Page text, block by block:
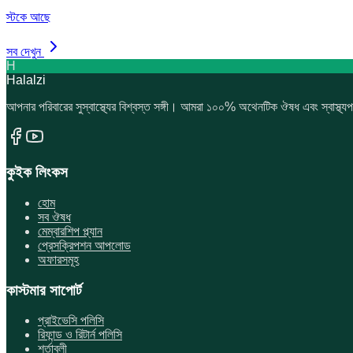
স্টকে আছে
সব দেখুন
H
Halalzi
আপনার পরিবারের সুস্বাস্থ্যের বিশ্বস্ত সঙ্গী। আমরা ১০০% অথেনটিক ঔষধ এবং
কুইক লিংকস
হোম
সব ঔষধ
মেম্বারশিপ প্ল্যান
প্রেসক্রিপশন আপলোড
অফারসমূহ
কাস্টমার সাপোর্ট
প্রাইভেসি পলিসি
রিফান্ড ও রিটার্ন পলিসি
শর্তাবলী